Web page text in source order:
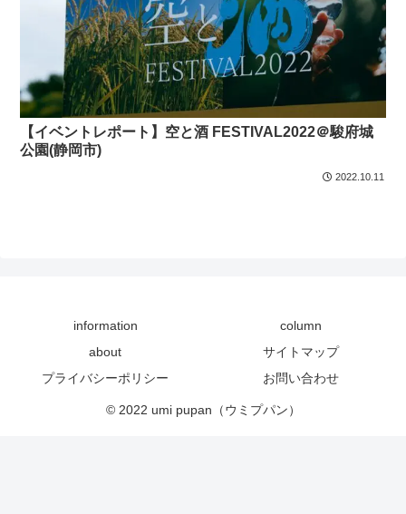
【イベントレポート】空と酒 FESTIVAL2022＠駿府城
公園(静岡市)
2022.10.11
information
column
about
サイトマップ
プライバシーポリシー
お問い合わせ
© 2022 umi pupan（ウミプパン）